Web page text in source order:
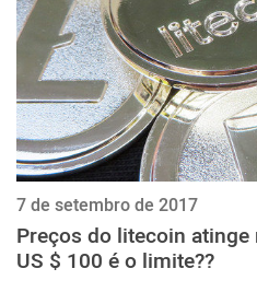
7 de setembro de 2017
Preços do litecoin
US $ 100 é o limite??